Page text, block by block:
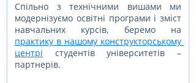
Спільно з технічними вишами ми
модернізуємо освітні програми і зміст
практику в нашому конструкторському
центрі студентів університетів –
партнерів.